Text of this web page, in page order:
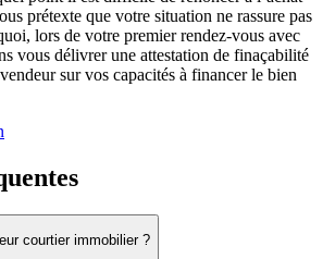
prétexte que votre situation ne rassure pas
lors de votre premier rendez-vous avec
vous délivrer une attestation de finaçabilité
sur vos capacités à financer le bien
courtier immobilier ?